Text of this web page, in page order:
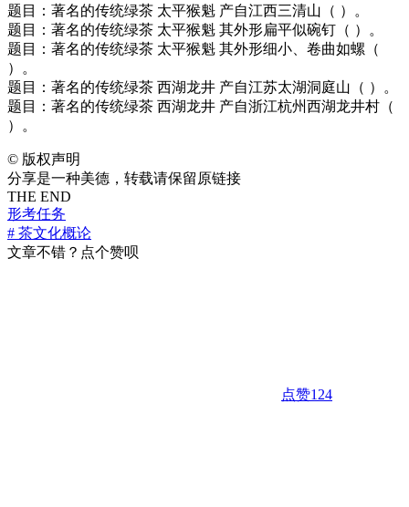
题目：著名的传统绿茶 太平猴魁 产自江西三清山（ ）。
题目：著名的传统绿茶 太平猴魁 其外形扁平似碗钉（ ）。
题目：著名的传统绿茶 太平猴魁 其外形细小、卷曲如螺（
）。
题目：著名的传统绿茶 西湖龙井 产自江苏太湖洞庭山（ ）。
题目：著名的传统绿茶 西湖龙井 产自浙江杭州西湖龙井村（
）。
© 版权声明
分享是一种美德，转载请保留原链接
THE END
形考任务
# 茶文化概论
文章不错？点个赞呗
点赞124